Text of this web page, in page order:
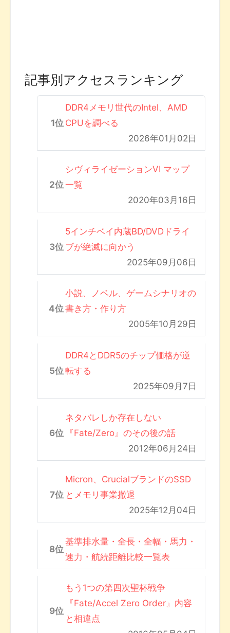
記事別アクセスランキング
DDR4メモリ世代のIntel、AMD
CPUを調べる
2026年01月02日
シヴィライゼーションVI マップ
一覧
2020年03月16日
5インチベイ内蔵BD/DVDドライ
ブが絶滅に向かう
2025年09月06日
小説、ノベル、ゲームシナリオの
書き方・作り方
2005年10月29日
DDR4とDDR5のチップ価格が逆
転する
2025年09月7日
ネタバレしか存在しない
『Fate/Zero』のその後の話
2012年06月24日
Micron、CrucialブランドのSSD
とメモリ事業撤退
2025年12月04日
基準排水量・全長・全幅・馬力・
速力・航続距離比較一覧表
もう1つの第四次聖杯戦争
『Fate/Accel Zero Order』内容
と相違点